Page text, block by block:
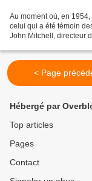
Au moment où, en 1954,
celui qui a été témoin
John Mitchell, directeur
< Page
Hébergé par
Top articles
Pages
Contact